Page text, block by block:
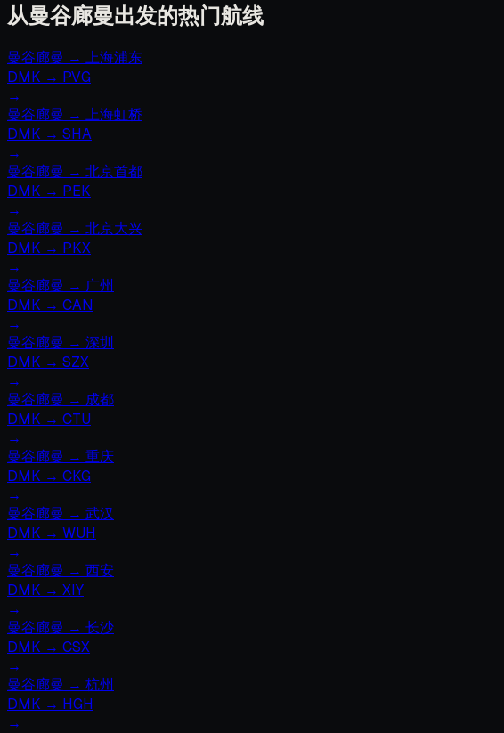
从曼谷廊曼出发的热门航线
曼谷廊曼 → 上海浦东
DMK → PVG
→
曼谷廊曼 → 上海虹桥
DMK → SHA
→
曼谷廊曼 → 北京首都
DMK → PEK
→
曼谷廊曼 → 北京大兴
DMK → PKX
→
曼谷廊曼 → 广州
DMK → CAN
→
曼谷廊曼 → 深圳
DMK → SZX
→
曼谷廊曼 → 成都
DMK → CTU
→
曼谷廊曼 → 重庆
DMK → CKG
→
曼谷廊曼 → 武汉
DMK → WUH
→
曼谷廊曼 → 西安
DMK → XIY
→
曼谷廊曼 → 长沙
DMK → CSX
→
曼谷廊曼 → 杭州
DMK → HGH
→